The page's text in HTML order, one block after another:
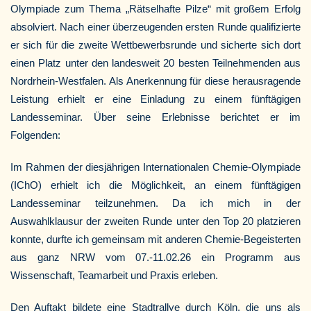
Olympiade zum Thema „Rätselhafte Pilze“ mit großem Erfolg
absolviert. Nach einer überzeugenden ersten Runde qualifizierte
er sich für die zweite Wettbewerbsrunde und sicherte sich dort
einen Platz unter den landesweit 20 besten Teilnehmenden aus
Nordrhein-Westfalen. Als Anerkennung für diese herausragende
Leistung erhielt er eine Einladung zu einem fünftägigen
Landesseminar. Über seine Erlebnisse berichtet er im
Folgenden:
Im Rahmen der diesjährigen Internationalen Chemie-Olympiade
(IChO) erhielt ich die Möglichkeit, an einem fünftägigen
Landesseminar teilzunehmen. Da ich mich in der
Auswahlklausur der zweiten Runde unter den Top 20 platzieren
konnte, durfte ich gemeinsam mit anderen Chemie-Begeisterten
aus ganz NRW vom 07.-11.02.26 ein Programm aus
Wissenschaft, Teamarbeit und Praxis erleben.
Den Auftakt bildete eine Stadtrallye durch Köln, die uns als